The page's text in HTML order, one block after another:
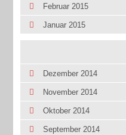
Februar 2015
Januar 2015
Dezember 2014
November 2014
Oktober 2014
September 2014